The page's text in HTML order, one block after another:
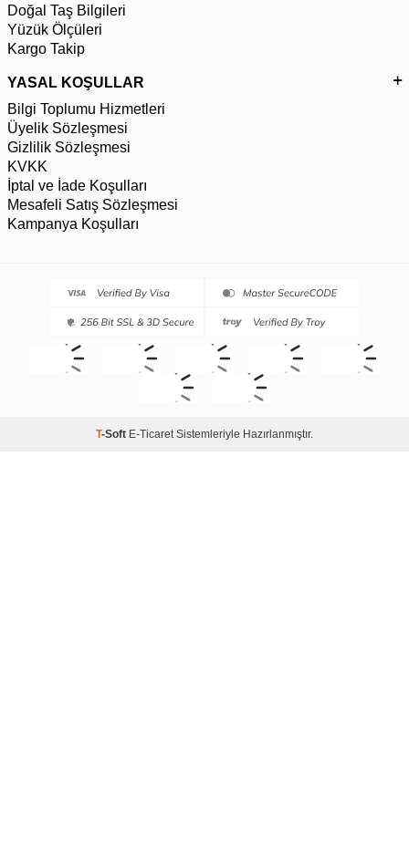
Doğal Taş Bilgileri
Yüzük Ölçüleri
Kargo Takip
YASAL KOŞULLAR
Bilgi Toplumu Hizmetleri
Üyelik Sözleşmesi
Gizlilik Sözleşmesi
KVKK
İptal ve İade Koşulları
Mesafeli Satış Sözleşmesi
Kampanya Koşulları
T-Soft E-Ticaret Sistemleriyle Hazırlanmıştır.